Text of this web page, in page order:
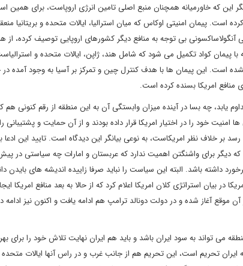
این که خاورمیانه همچنان منبع اصلی تامین انرژی اروپاست، برای
است. پیمان امنیتی اوکاس که میان استرالیا، ایالات متحده و
آنگولاساکسونی بی توجه به منافع دیگر کشورهای اروپایی توصیف کرده،
با پیمان کواد تکمیل می شود که شامل هند، ژاپن، ایالات متحده و
است. این پیمان ها با هدف کنترل چین و تمرکز بر آسیا به وجود آمده در
منافع امریکا بسنده کرده است.
یابد، چه بسا در آینده میزان وابستگی آن به این منطقه از رقم کنونی
امنیت خود را در اختیار امریکا قرار داده بودند و از آن حمایت و پشتیبانی
بر خلاف نظر امریکاست، به نوعی بیانگر این دیدگاه است. تایید این ادعا
دیگر برای واشنگتن اهمیت ندارد که عربستان و امارات چه سیاستی در
داشته باشد. البته این سیاست را نباید صرفا زاییده اندیشه های بایدن
امریکا در بیان استراتژی کلان امریکا اعلام کرد که از حالا به بعد منافع
آغاز شده و در دولت دونالد ترامپ هم ادامه یافت و اکنون نیز ادامه
می تواند به سود ایران باشد و باید هم ایران نهایت تلاش خود را برای
ایران تحریم است، این تحریم هم از جانب غرب و در راس آنها ایالات